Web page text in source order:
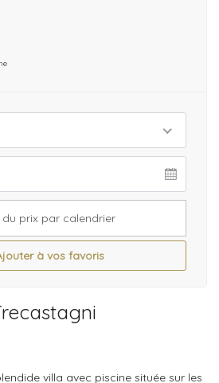
villa avec piscine située sur les
du prix par calendrier
à vos favoris